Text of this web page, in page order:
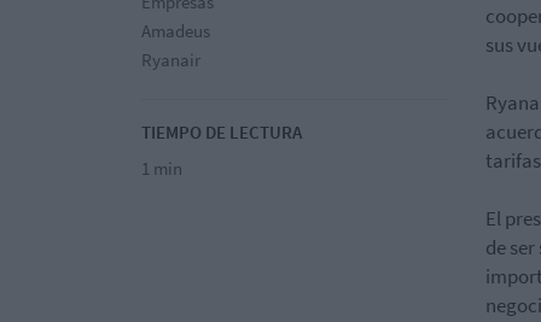
Amadeus
Ryanair
TIEMPO DE LECTURA
1 min
sus
El
de